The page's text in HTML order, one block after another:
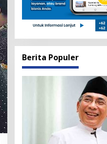
Berita Populer